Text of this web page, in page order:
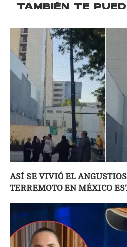
TAMBIÉN TE
ASÍ SE VIVIÓ EL
TERREMOTO EN MÉXICO